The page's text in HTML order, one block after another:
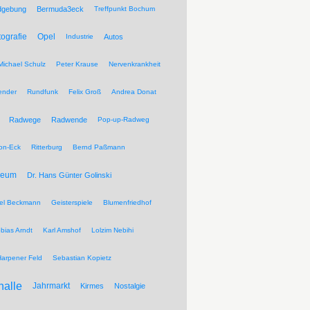
Bermuda3eck Treffpunkt Bochum
Opel Industrie Autos
Schulz Peter Krause Nervenkrankheit
Rundfunk Felix Groß Andrea Donat
Radwege Radwende Pop-up-Radweg
Eck Ritterburg Bernd Paßmann
Dr. Hans Günter Golinski
Beckmann Geisterspiele Blumenfriedhof
Arndt Karl Amshof Lolzim Nebihi
Feld Sebastian Kopietz
Jahrmarkt Kirmes Nostalgie